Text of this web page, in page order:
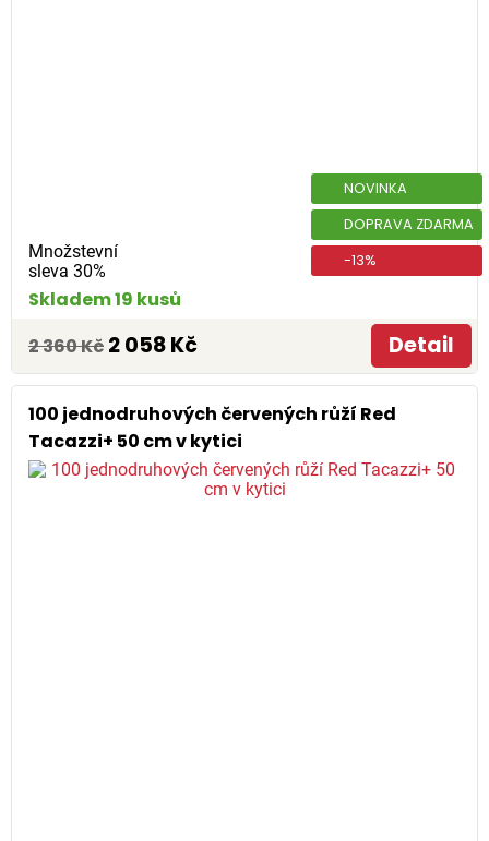
Množstevní
sleva 30%
NOVINKA
DOPRAVA ZDARMA
-13%
Skladem 19 kusů
2 360 Kč 2 058 Kč Detail
100 jednodruhových červených růží Red
Tacazzi+ 50 cm v kytici